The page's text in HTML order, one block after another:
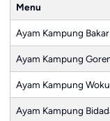
Menu
Ayam Kampung Bakar
Ayam Kampung
Ayam Kampung Woku
Ayam Kampung